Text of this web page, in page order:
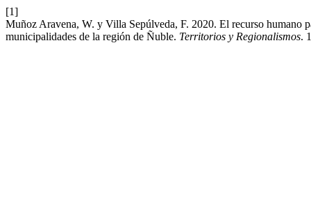
[1]
Muñoz Aravena, W. y Villa Sepúlveda, F. 2020. El recurso humano
municipalidades de la región de Ñuble. Territorios y Regionalismos.